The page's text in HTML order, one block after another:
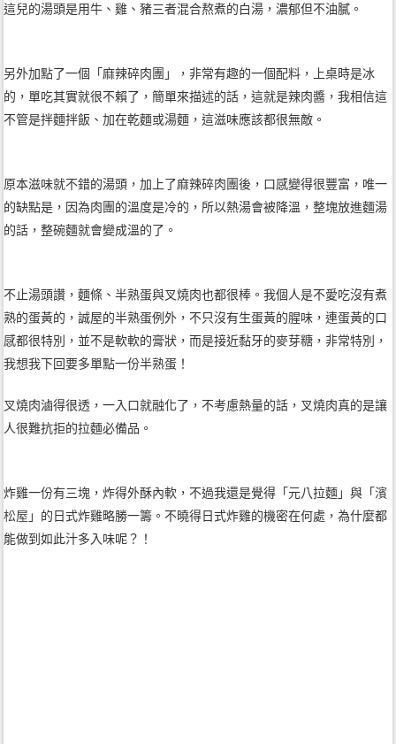
這兒的湯頭是用牛、雞、豬三者混合熬煮的白湯，濃郁但不油膩。
另外加點了一個「麻辣碎肉團」，非常有趣的一個配料，上桌時是冰
的，單吃其實就很不賴了，簡單來描述的話，這就是辣肉醬，我相信這
不管是拌麵拌飯、加在乾麵或湯麵，這滋味應該都很無敵。
原本滋味就不錯的湯頭，加上了麻辣碎肉團後，口感變得很豐富，唯一
的缺點是，因為肉團的溫度是冷的，所以熱湯會被降溫，整塊放進麵湯
的話，整碗麵就會變成溫的了。
不止湯頭讚，麵條、半熟蛋與叉燒肉也都很棒。我個人是不愛吃沒有煮
熟的蛋黃的，誠屋的半熟蛋例外，不只沒有生蛋黃的腥味，連蛋黃的口
感都很特別，並不是軟軟的膏狀，而是接近黏牙的麥芽糖，非常特別，
我想我下回要多單點一份半熟蛋！
叉燒肉滷得很透，一入口就融化了，不考慮熱量的話，叉燒肉真的是讓
人很難抗拒的拉麵必備品。
炸雞一份有三塊，炸得外酥內軟，不過我還是覺得「元八拉麵」與「濱
松屋 」的日式炸雞略勝一籌。不曉得日式炸雞的機密在何處，為什麼都
能做到如此汁多入味呢？！